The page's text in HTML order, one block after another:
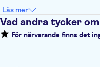
Läs mer
Vad andra tycker
För närvarande finns det